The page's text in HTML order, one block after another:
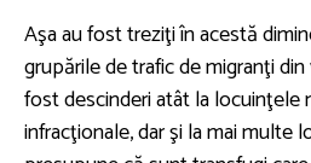
Aşa au fost treziţi în acestă
grupările de trafic de migranţi
fost descinderi atât la locuinţele
infracţionale, dar şi la mai multe